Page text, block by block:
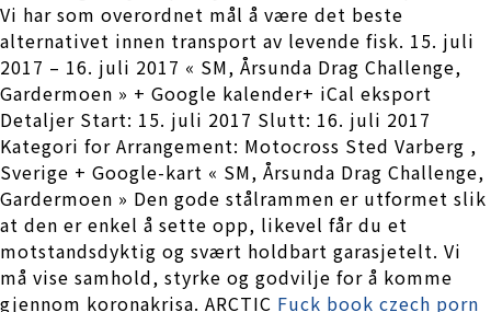
Vi har som overordnet mål å være det beste
alternativet innen transport av levende fisk. 15. juli
2017 – 16. juli 2017 « SM, Årsunda Drag Challenge,
Gardermoen » + Google kalender+ iCal eksport
Detaljer Start: 15. juli 2017 Slutt: 16. juli 2017
Kategori for Arrangement: Motocross Sted Varberg ,
Sverige + Google-kart « SM, Årsunda Drag Challenge,
Gardermoen » Den gode stålrammen er utformet slik
at den er enkel å sette opp, likevel får du et
motstandsdyktig og svært holdbart garasjetelt. Vi
må vise samhold, styrke og godvilje for å komme
gjennom koronakrisa. ARCTIC Fuck book czech porn